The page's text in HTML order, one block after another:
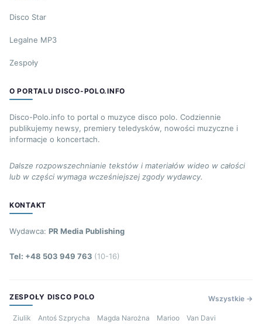
Disco Star
Legalne MP3
Zespoły
O PORTALU DISCO-POLO.INFO
Disco-Polo.info to portal o muzyce disco polo. Codziennie
publikujemy newsy, premiery teledysków, nowości muzyczne i
informacje o koncertach.
Dalsze rozpowszechnianie tekstów i materiałów wideo w całości
lub w części wymaga wcześniejszej zgody wydawcy.
KONTAKT
Wydawca: PR Media Publishing
Tel: +48 503 949 763 (10-16)
ZESPOŁY DISCO POLO Wszystkie →
Ziulik Antoś Szprycha Magda Narożna Marioo Van Davi